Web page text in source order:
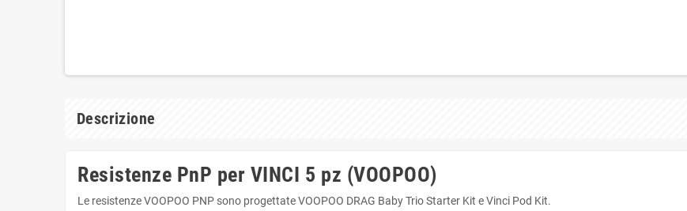
Descrizione
Resistenze PnP per VINCI 5 pz (VOOPOO)
Le resistenze VOOPOO PNP sono progettate VOOPOO DRAG Baby Trio Starter Kit e Vinci Pod Kit.